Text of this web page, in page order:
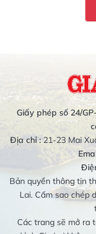
Giấy phép số 24/
Địa chỉ :21-23 Mai
Bản quyền thông tin
Lai. Cấm sao chép
Các trang sẽ mở ra